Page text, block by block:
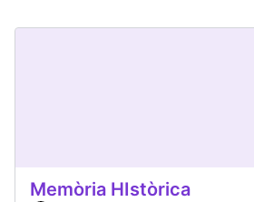
Memòria HIstòrica